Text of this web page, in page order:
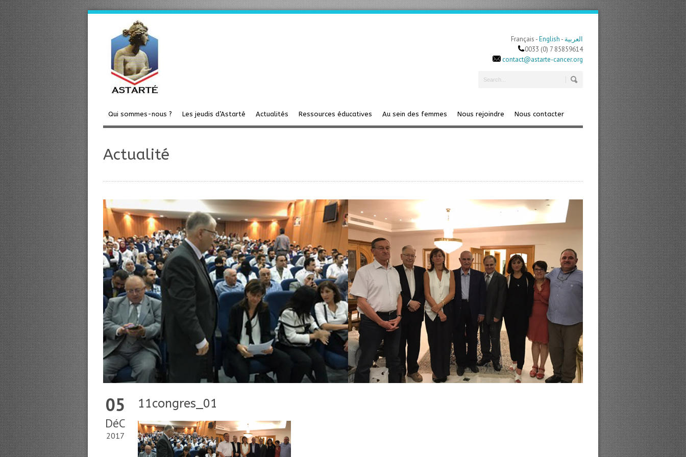
Français -English - العربية
0033 (0) 7 85859614
contact@astarte-cancer.org
Qui sommes-nous ? Les jeudis d’Astarté Actualités Ressources éducatives Au sein des femmes Nous rejoindre Nous contacter
Actualité
05
DéC
2017
11congres_01